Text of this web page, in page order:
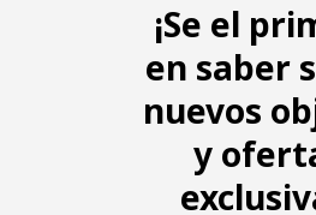
¡Se el
en saber
nuevos
y